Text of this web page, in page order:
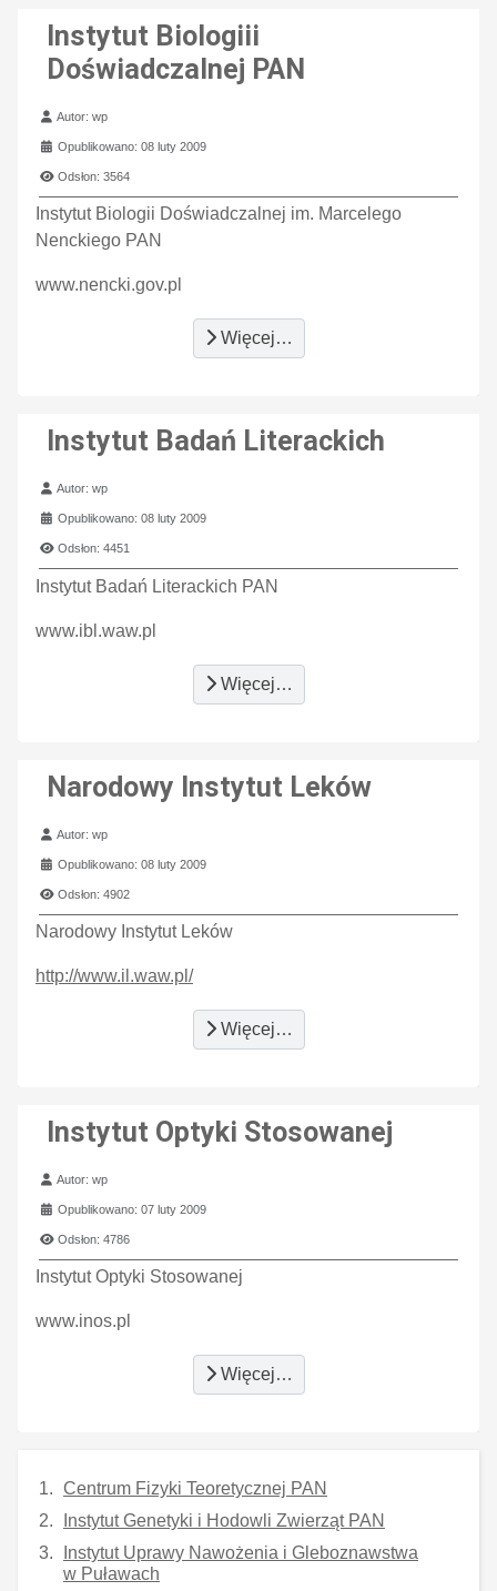
Instytut Biologiii
Doświadczalnej PAN
Szczegóły
Autor:wp
Opublikowano: 08 luty 2009
Odsłon: 3564
Instytut Biologii Doświadczalnej im. Marcelego
Nenckiego PAN
www.nencki.gov.pl
Więcej…
Instytut Badań Literackich
Szczegóły
Autor:wp
Opublikowano: 08 luty 2009
Odsłon: 4451
Instytut Badań Literackich PAN
www.ibl.waw.pl
Więcej…
Narodowy Instytut Leków
Szczegóły
Autor:wp
Opublikowano: 08 luty 2009
Odsłon: 4902
Narodowy Instytut Leków
http://www.il.waw.pl/
Więcej…
Instytut Optyki Stosowanej
Szczegóły
Autor:wp
Opublikowano: 07 luty 2009
Odsłon: 4786
Instytut Optyki Stosowanej
www.inos.pl
Więcej…
Centrum Fizyki Teoretycznej PAN
Instytut Genetyki i Hodowli Zwierząt PAN
Instytut Uprawy Nawożenia i Gleboznawstwa
w Puławach